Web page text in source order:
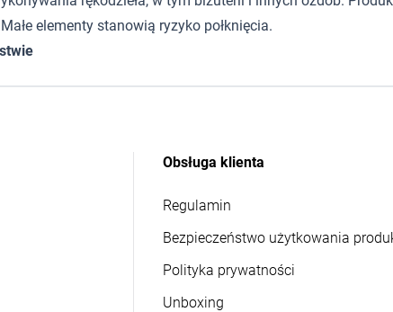
elementy stanowią ryzyko połknięcia.
Obsługa klienta
Regulamin
Bezpieczeństwo użytkowania
Polityka prywatności
Unboxing